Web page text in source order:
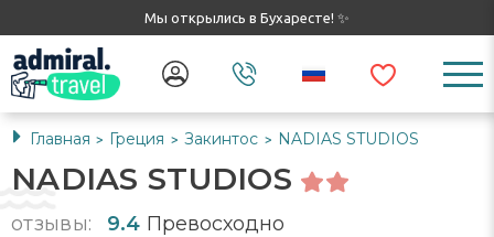
Мы открылись в Бухаресте! ✨
Главная > Греция > Закинтос > NADIAS STUDIOS
NADIAS STUDIOS
отзывы: 9.4 Превосходно